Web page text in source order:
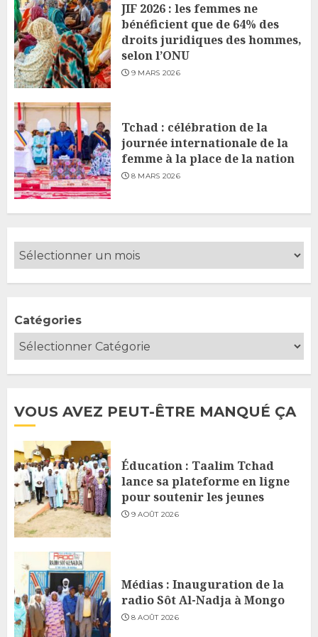
JIF 2026 : les femmes ne
bénéficient que de 64% des
droits juridiques des hommes,
selon l’ONU
9 MARS 2026
Tchad : célébration de la
journée internationale de la
femme à la place de la nation
8 MARS 2026
Catégories
VOUS AVEZ PEUT-ÊTRE MANQUÉ ÇA
Éducation : Taalim Tchad
lance sa plateforme en ligne
pour soutenir les jeunes
9 AOÛT 2026
Médias : Inauguration de la
radio Sôt Al-Nadja à Mongo
8 AOÛT 2026